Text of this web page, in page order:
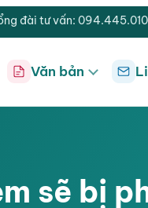
đài tư vấn:
Văn bản
sẽ bị